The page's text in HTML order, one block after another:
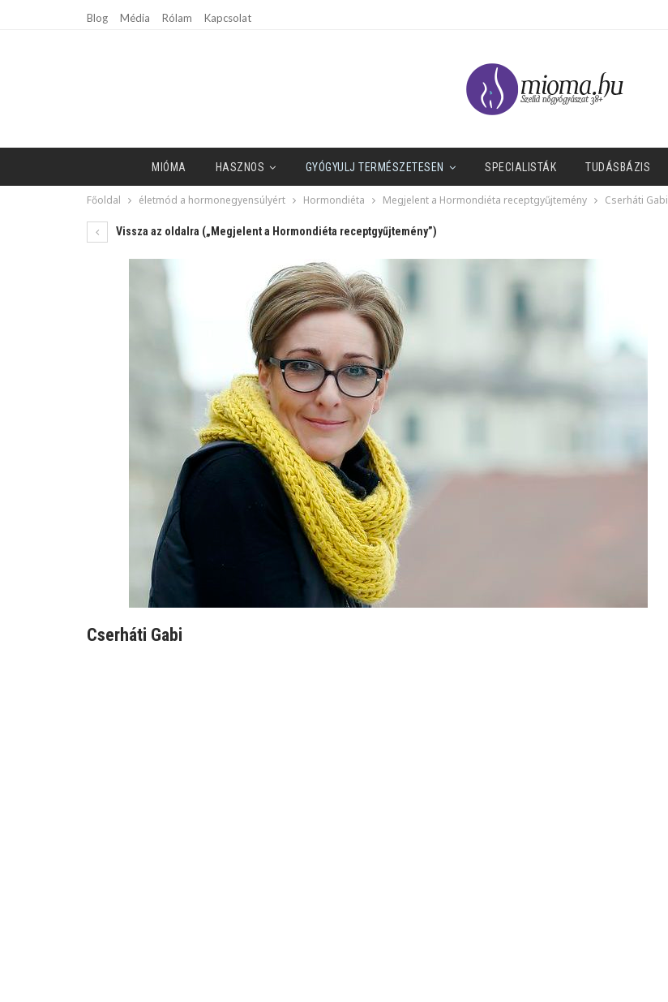
Blog Média Rólam Kapcsolat
MIÓMA HASZNOS GYÓGYULJ TERMÉSZETESEN SPECIALISTÁK TUDÁSBÁZIS
Főoldal életmód a hormonegyensúlyért Hormondiéta Megjelent a Hormondiéta receptgyűjtemény Cserháti Gabi
Vissza az oldalra („Megjelent a Hormondiéta receptgyűjtemény”)
Cserháti Gabi